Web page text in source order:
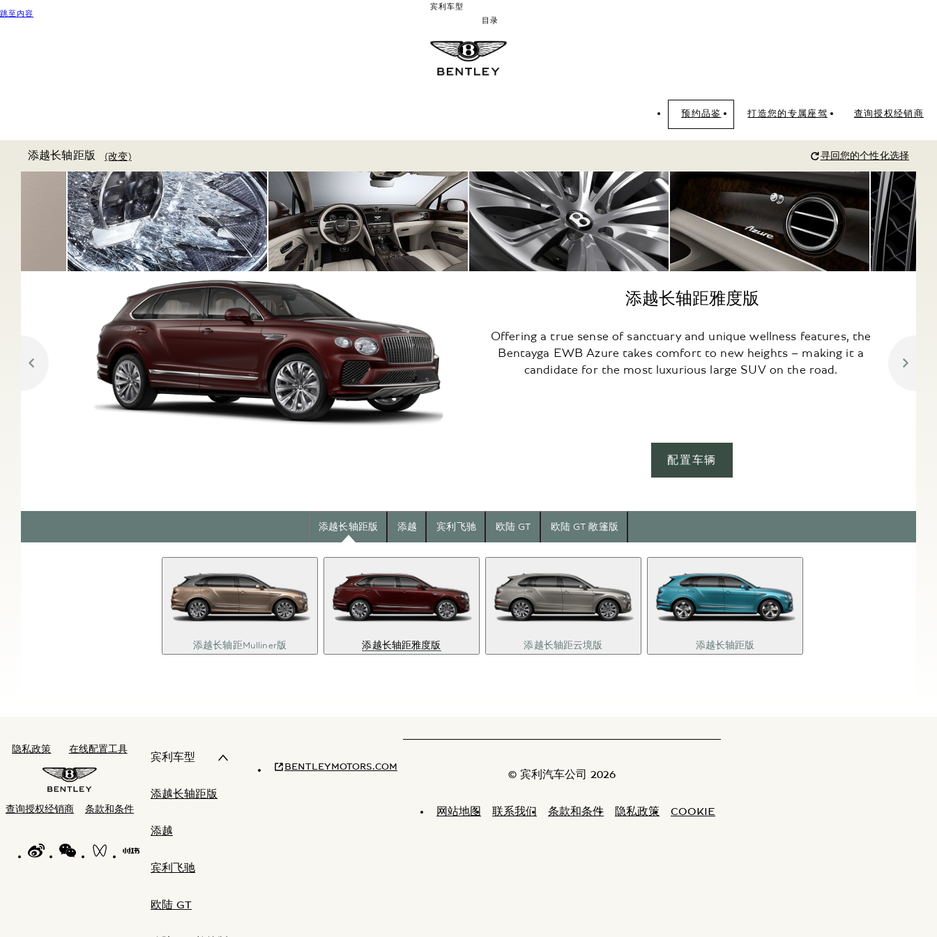
跳至内容
宾利车型
目录
预约品鉴 打造您的专属座驾 查询授权经销商
添越长轴距版 (改变) 寻回您的个性化选择
添越长轴距雅度版
Offering a true sense of sanctuary and unique wellness features, the
Bentayga EWB Azure takes comfort to new heights – making it a
candidate for the most luxurious large SUV on the road.
配置车辆
添越长轴距版 添越 宾利飞驰 欧陆 GT 欧陆 GT 敞篷版
添越长轴距Mulliner版 添越长轴距雅度版 添越长轴距云境版 添越长轴距版
隐私政策 在线配置工具
查询授权经销商 条款和条件
WEIBO LOGO"WECHAT LOGO"
BENTLEY WECHAT CHANNELS"
BENTLEY REDNOTE CHANNEL"
宾利车型
添越长轴距版
添越
宾利飞驰
欧陆 GT
BENTLEYMOTORS.COM
© 宾利汽车公司 2026
网站地图 联系我们 条款和条件 隐私政策 COOKIE